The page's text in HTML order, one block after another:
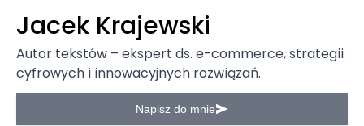
Jacek Krajewski
Autor tekstów – ekspert ds. e-commerce, strategii
cyfrowych i innowacyjnych rozwiązań.
Napisz do mnie